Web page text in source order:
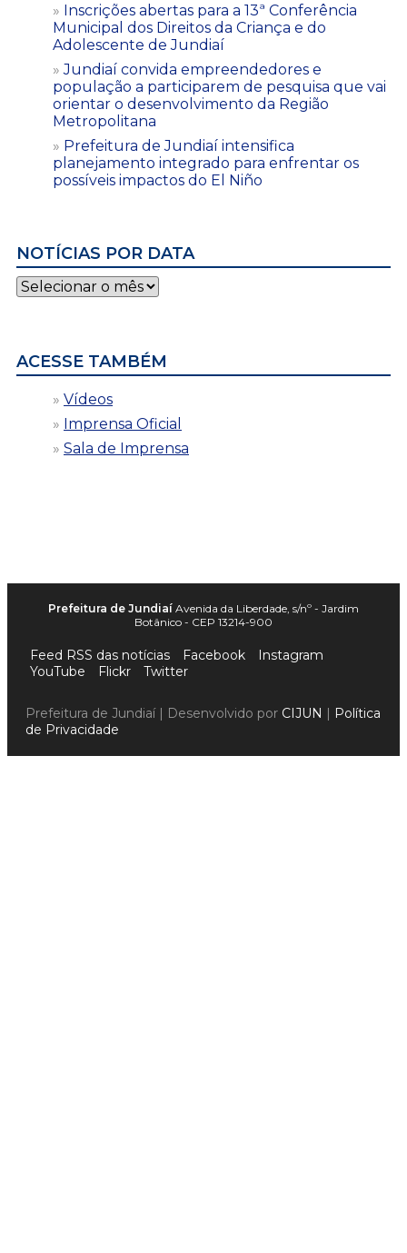
Inscrições abertas para a 13ª Conferência
Municipal dos Direitos da Criança e do
Adolescente de Jundiaí
Jundiaí convida empreendedores e
população a participarem de pesquisa que vai
orientar o desenvolvimento da Região
Metropolitana
Prefeitura de Jundiaí intensifica
planejamento integrado para enfrentar os
possíveis impactos do El Niño
NOTÍCIAS POR DATA
Notícias
por
ACESSE TAMBÉM
Vídeos
Imprensa Oficial
Sala de Imprensa
Prefeitura de Jundiaí Avenida da Liberdade, s/nº - Jardim
Botânico - CEP 13214-900
Feed RSS das notícias Facebook
Instagram
YouTube
Flickr Twitter
Prefeitura de Jundiaí | Desenvolvido por CIJUN | Política
de Privacidade